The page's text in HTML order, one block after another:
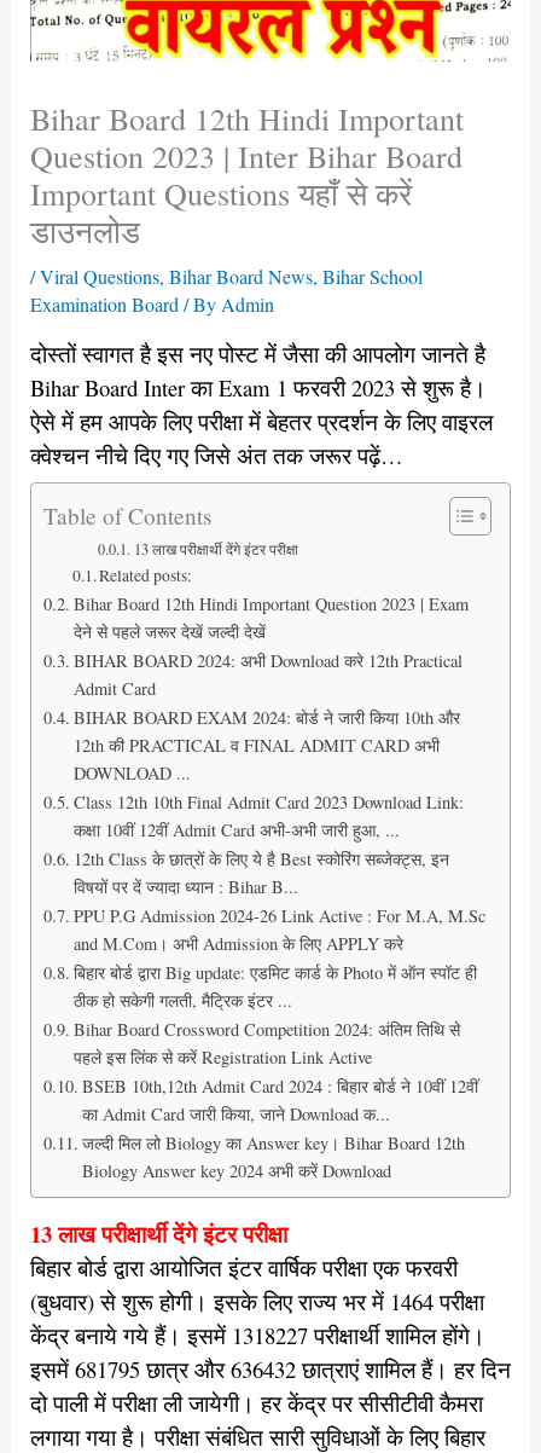
Bihar Board 12th Hindi Important
Question 2023 | Inter Bihar Board
Important Questions यहाँ से करें
डाउनलोड
/Viral Questions, Bihar Board News, Bihar School
Examination Board / By Admin
दोस्तों स्वागत है इस नए पोस्ट में जैसा की आपलोग जानते है
Bihar Board Inter का Exam 1 फरवरी 2023 से शुरू है।
ऐसे में हम आपके लिए परीक्षा में बेहतर प्रदर्शन के लिए वाइरल
क्वेश्चन नीचे दिए गए जिसे अंत तक जरूर पढ़ें…
Table of Contents
13 लाख परीक्षार्थी देंगे इंटर परीक्षा
Related posts:
Bihar Board 12th Hindi Important Question 2023 | Exam
देने से पहले जरूर देखें जल्दी देखें
BIHAR BOARD 2024: अभी Download करे 12th Practical
Admit Card
BIHAR BOARD EXAM 2024: बोर्ड ने जारी किया 10th और
12th की PRACTICAL व FINAL ADMIT CARD अभी
DOWNLOAD ...
Class 12th 10th Final Admit Card 2023 Download Link:
कक्षा 10वीं 12वीं Admit Card अभी-अभी जारी हुआ, ...
12th Class के छात्रों के लिए ये है Best स्कोरिंग सब्जेक्ट्स, इन
विषयों पर दें ज्यादा ध्यान : Bihar B...
PPU P.G Admission 2024-26 Link Active : For M.A, M.Sc
and M.Com। अभी Admission के लिए APPLY करे
बिहार बोर्ड द्वारा Big update: एडमिट कार्ड के Photo में ऑन स्पॉट ही
ठीक हो सकेगी गलती, मैट्रिक इंटर ...
Bihar Board Crossword Competition 2024: अंतिम तिथि से
पहले इस लिंक से करें Registration Link Active
BSEB 10th,12th Admit Card 2024 : बिहार बोर्ड ने 10वीं 12वीं
का Admit Card जारी किया, जाने Download क...
जल्दी मिल लो Biology का Answer key। Bihar Board 12th
Biology Answer key 2024 अभी करें Download
13 लाख परीक्षार्थी देंगे इंटर परीक्षा
बिहार बोर्ड द्वारा आयोजित इंटर वार्षिक परीक्षा एक फरवरी
(बुधवार) से शुरू होगी। इसके लिए राज्य भर में 1464 परीक्षा
केंद्र बनाये गये हैं। इसमें 1318227 परीक्षार्थी शामिल होंगे।
इसमें 681795 छात्र और 636432 छात्राएं शामिल हैं। हर दिन
दो पाली में परीक्षा ली जायेगी। हर केंद्र पर सीसीटीवी कैमरा
लगाया गया है। परीक्षा संबंधित सारी सुविधाओं के लिए बिहार